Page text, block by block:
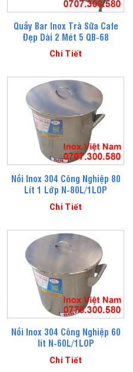
Quầy Bar Inox Trà Sữa Cafe
Đẹp Dài 2 Mét 5 QB-68
Chi Tiết
Nồi Inox 304 Công Nghiệp 80
Lít 1 Lớp N-80L/1LOP
Chi Tiết
Nồi Inox 304 Công Nghiệp 60
lít N-60L/1LOP
Chi Tiết